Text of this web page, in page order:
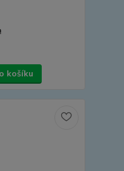
košíku